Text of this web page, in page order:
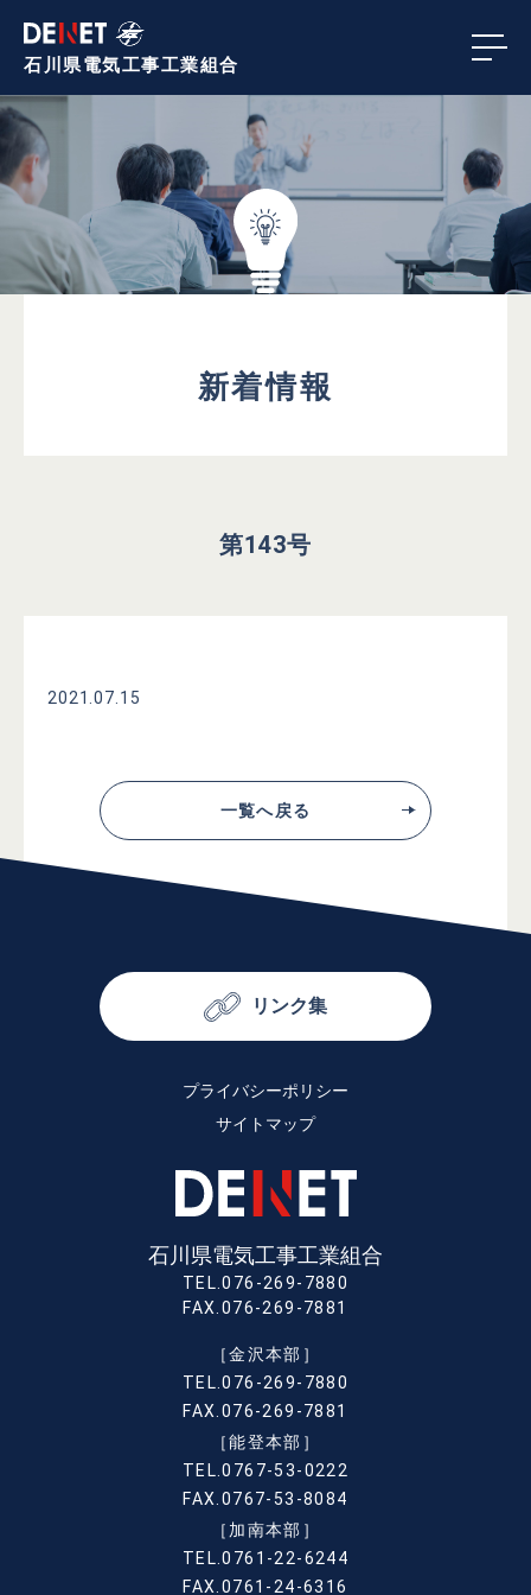
石川県電気工事工業組合
新着情報
第143号
2021.07.15
一覧へ戻る
リンク集
プライバシーポリシー
サイトマップ
石川県電気工事工業組合
TEL.076-269-7880
FAX.076-269-7881
［金沢本部］
TEL.076-269-7880
FAX.076-269-7881
［能登本部］
TEL.0767-53-0222
FAX.0767-53-8084
［加南本部］
TEL.0761-22-6244
FAX.0761-24-6316